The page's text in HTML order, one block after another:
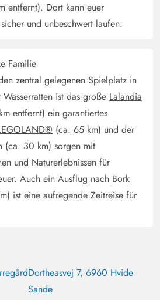
entfernt). Dort kann euer
und unbeschwert laufen.
Familie
zentral gelegenen Spielplatz in
ist das große Lalandia
entfernt) ein garantiertes
(ca. 65 km) und der
(ca. 30 km) sorgen mit
und Naturerlebnissen für
Auch ein Ausflug nach Bork
ist eine aufregende Zeitreise für
Dortheasvej 7, 6960 Hvide
Sande